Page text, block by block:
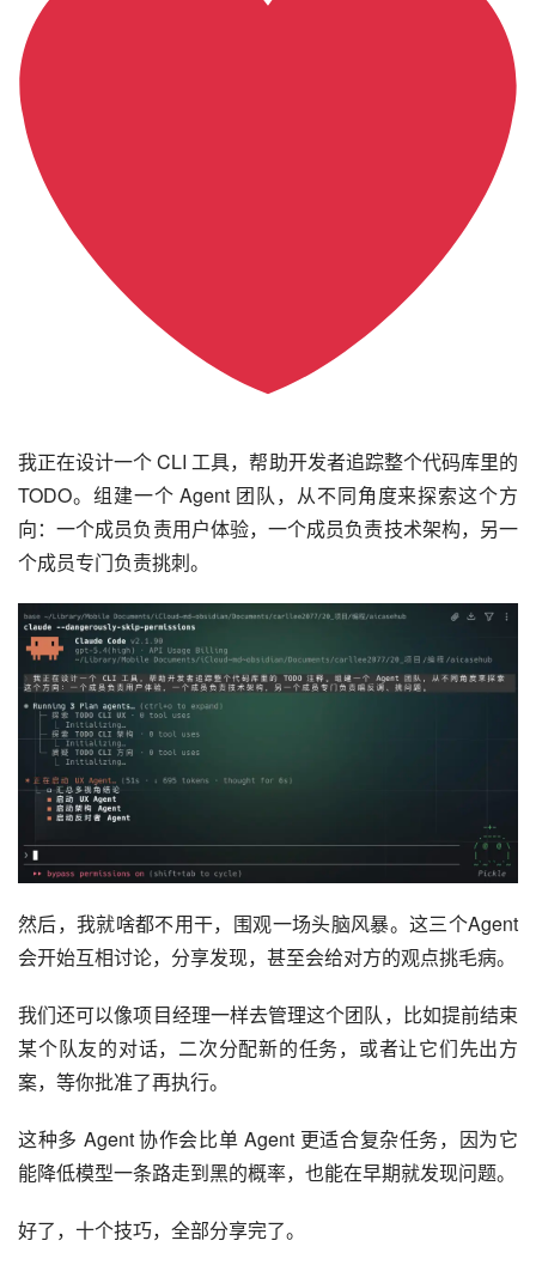
我正在设计一个 CLI 工具，帮助开发者追踪整个代码库里的
TODO。组建一个 Agent 团队，从不同角度来探索这个方
向：一个成员负责用户体验，一个成员负责技术架构，另一
个成员专门负责挑刺。
然后，我就啥都不用干，围观一场头脑风暴。这三个Agent
会开始互相讨论，分享发现，甚至会给对方的观点挑毛病。
我们还可以像项目经理一样去管理这个团队，比如提前结束
某个队友的对话，二次分配新的任务，或者让它们先出方
案，等你批准了再执行。
这种多 Agent 协作会比单 Agent 更适合复杂任务，因为它
能降低模型一条路走到黑的概率，也能在早期就发现问题。
好了，十个技巧，全部分享完了。